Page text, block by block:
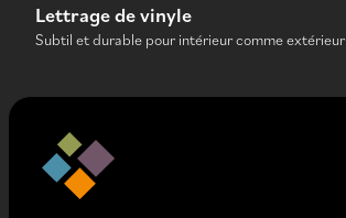
Lettrage de vinyle
Subtil et durable pour intérieur comme extérieur